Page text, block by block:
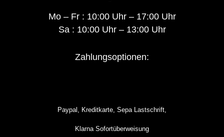
Mo – Fr : 10:00 Uhr – 17:00 Uhr
Sa : 10:00 Uhr – 13:00 Uhr
Zahlungsoptionen:
Paypal, Kreditkarte, Sepa Lastschrift,
Klarna Sofortüberweisung